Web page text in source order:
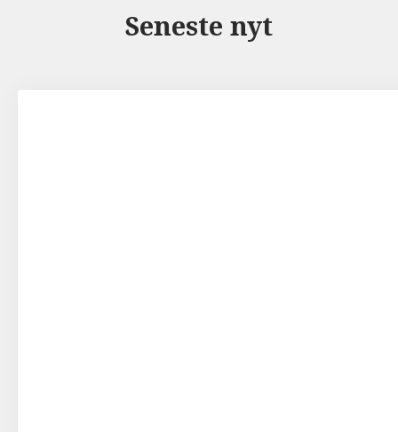
Seneste nyt